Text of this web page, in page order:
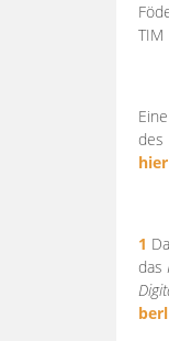
des
hier
1
das